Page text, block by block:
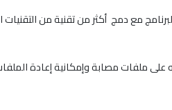
مع دمج أكثر من تقنية من
على ملفات مصابة وإمكانية إعادة